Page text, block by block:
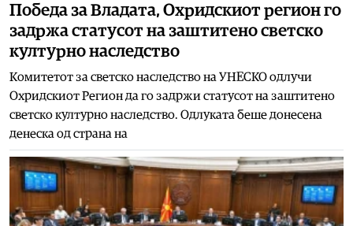
Победа за Владата, Охридскиот регион го
задржа статусот на заштитено светско
културно наследство
Комитетот за светско наследство на УНЕСКО одлучи
Охридскиот Регион да го задржи статусот на заштитено
светско културно наследство. Одлуката беше донесена
денеска од страна на